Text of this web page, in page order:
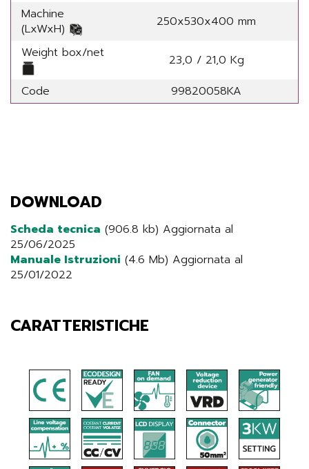
Machine
(LxWxH)
250x530x400 mm
Weight box/net
23,0 / 21,0 Kg
Code
99820058KA
DOWNLOAD
Scheda tecnica (906.8 kb) Aggiornata al
25/06/2025
Manuale Istruzioni (4.6 Mb) Aggiornata al
25/01/2022
CARATTERISTICHE